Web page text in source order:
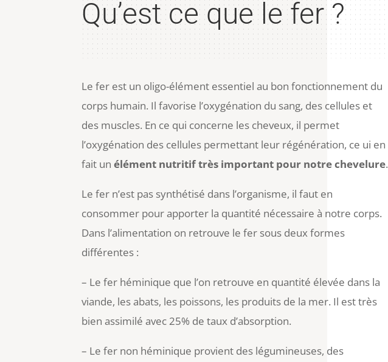
Qu’est ce que le fer ?
Le fer est un oligo-élément essentiel au bon fonctionnement du
corps humain. Il favorise l’oxygénation du sang, des cellules et
des muscles. En ce qui concerne les cheveux, il permet
l’oxygénation des cellules permettant leur régénération, ce ui en
fait unélément nutritif très important pour notre chevelure.
Le fer n’est pas synthétisé dans l’organisme, il faut en
consommer pour apporter la quantité nécessaire à notre corps.
Dans l’alimentation on retrouve le fer sous deux formes
différentes :
– Le fer héminique que l’on retrouve en quantité élevée dans la
viande, les abats, les poissons, les produits de la mer. Il est très
bien assimilé avec 25% de taux d’absorption.
– Le fer non héminique provient des légumineuses, des